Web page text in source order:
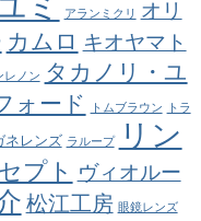
アランミクリ
オリ
カムロ キオヤマト
レノン タカノリ・ユ
ォード トムブラウン トラ
ネレンズ ラループ
リン
プト ヴィオルー
松江工房 眼鏡レンズ